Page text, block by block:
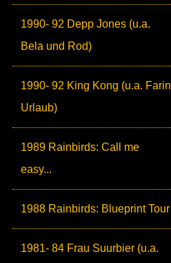
1990- 92 Depp Jones (u.a.
Bela und Rod)
1990- 92 King Kong (u.a. Farin
Urlaub)
1989 Rainbirds: Call me
easy...
1988 Rainbirds: Blueprint Tour
1981- 84 Frau Suurbier (u.a.